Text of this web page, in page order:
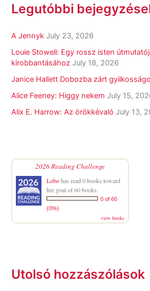
Legutóbbi
A Jennyk July 23, 2026
Louie Stowell: Egy ​rossz isten
kirobbantásához July 18, 2026
Janice Hallett Dobozba zárt
Alice Feeney: Higgy nekem July 15,
Alix E. Harrow: Az örökkévaló July 13,
2026 Reading Challenge
Lobohas read 0 books toward
her goal of 60 books.
0 of 60
(0%)
view books
Utolsó hozzászólások